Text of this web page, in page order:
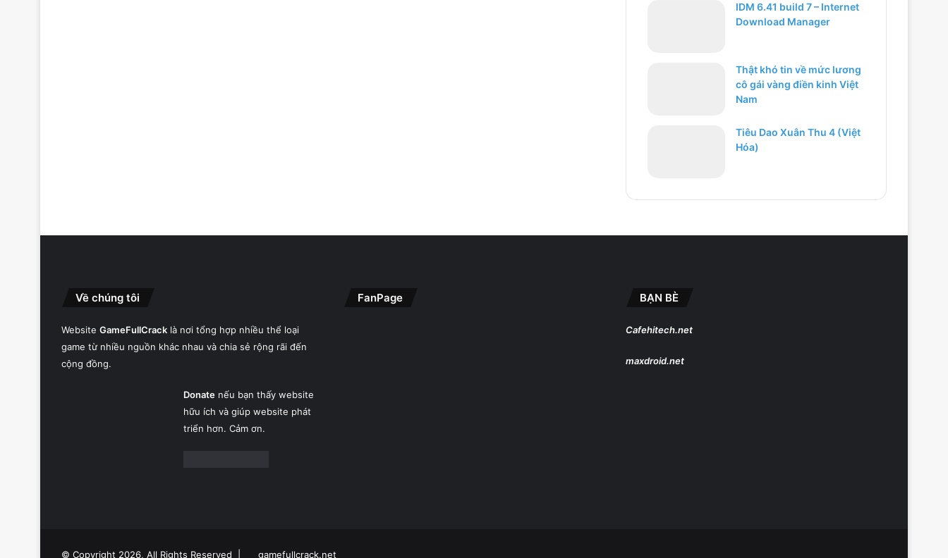
IDM 6.41 build 7 – Internet
Download Manager
Thật khó tin về mức lương
cô gái vàng điền kinh Việt
Nam
Tiêu Dao Xuân Thu 4 (Việt
Hóa)
Về chúng tôi
Website GameFullCrack là nơi tổng hợp nhiều thể loại
game từ nhiều nguồn khác nhau và chia sẻ rộng rãi đến
cộng đồng.
Donatenếu bạn thấy website
hữu ích và giúp website phát
triển hơn. Cảm ơn.
FanPage BẠN BÈ
Cafehitech.net
maxdroid.net
© Copyright 2026, All Rights Reserved | gamefullcrack.net